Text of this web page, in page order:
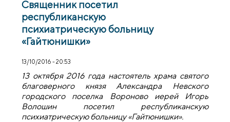
Священник посетил
республиканскую
психиатрическую больницу
«Гайтюнишки»
13/10/2016 - 20:53
13 октября 2016 года настоятель храма святого
благоверного князя Александра Невского
городского поселка Вороново иерей Игорь
Волошин посетил республиканскую
психиатрическую больницу «Гайтюнишки».